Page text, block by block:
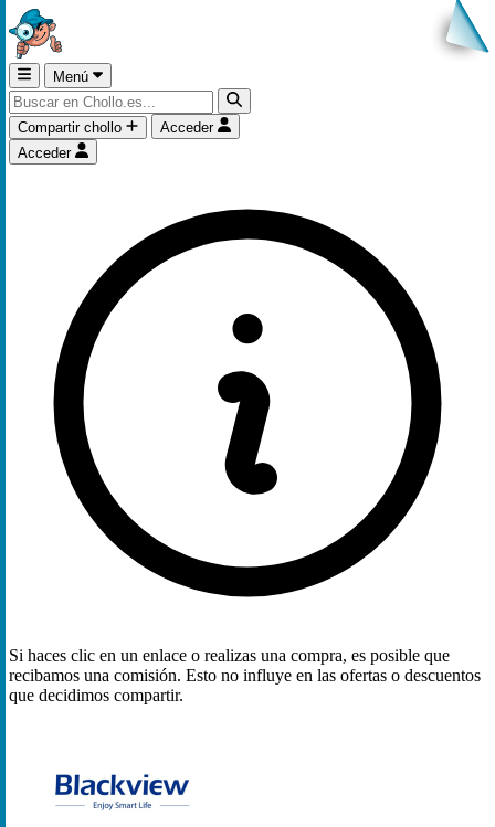
Menú
Compartir chollo
Acceder
Acceder
Si haces clic en un enlace o realizas una compra, es posible que
recibamos una comisión. Esto no influye en las ofertas o descuentos
que decidimos compartir.